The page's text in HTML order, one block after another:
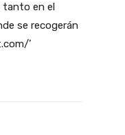
tanto en el
se recogerán
’